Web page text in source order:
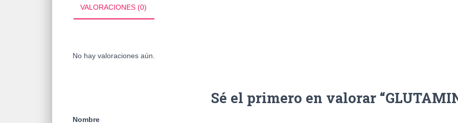
VALORACIONES (0)
No hay valoraciones aún.
Sé el primero en valorar
Nombre